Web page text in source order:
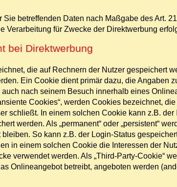
betreffenden Daten nach Maßgabe des Art.
Verarbeitung für Zwecke der Direktwerbung
bei Direktwerbung
die auf Rechnern der Nutzer gespeichert
Ein Cookie dient primär dazu, die Angaben
nach seinem Besuch innerhalb eines
Cookies“, werden Cookies bezeichnet,
schließt. In einem solchen Cookie kann z.B.
werden. Als „permanent“ oder „persistent“
So kann z.B. der Login-Status
in einem solchen Cookie die Interessen der
verwendet werden. Als „Third-Party-Cookie“
Onlineangebot betreibt, angeboten werden